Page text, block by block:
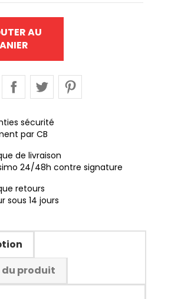
AU
sécurité
par CB
de livraison
24/48h contre signature
retours
sous 14 jours
du produit